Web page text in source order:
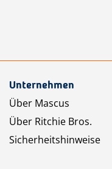
Unternehmen
Über Mascus
Über Ritchie Bros.
Sicherheitshinweise